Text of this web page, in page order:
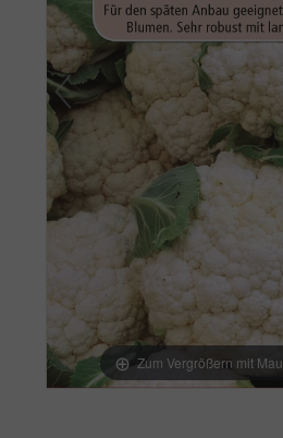
Zum Vergrößern mit